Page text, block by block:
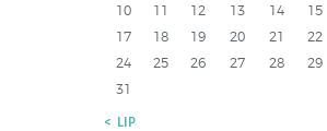
10
11 12 13 14 15
17
18 19 20 21 22
24
25 26 27 28 29
31
« LIP